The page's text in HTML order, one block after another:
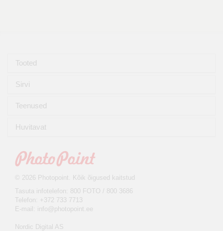
Tooted
Sirvi
Teenused
Huvitavat
© 2026 Photopoint. Kõik õigused kaitstud
Tasuta infotelefon: 800 FOTO / 800 3686
Telefon: +372 733 7713
E-mail: info@photopoint.ee
Nordic Digital AS